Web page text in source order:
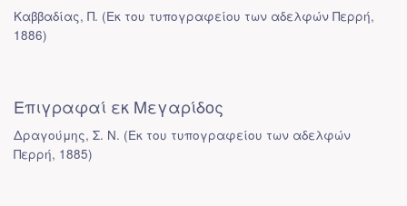
Καββαδίας, Π. (Εκ του τυπογραφείου των αδελφών Περρή,
1886)
Επιγραφαί εκ Μεγαρίδος
Δραγούμης, Σ. Ν. (Εκ του τυπογραφείου των αδελφών
Περρή, 1885)